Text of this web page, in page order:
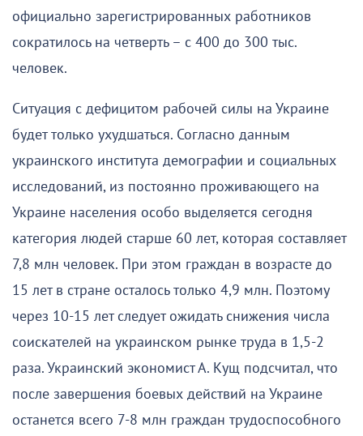
официально зарегистрированных работников
сократилось на четверть – с 400 до 300 тыс.
человек.
Ситуация с дефицитом рабочей силы на Украине
будет только ухудшаться. Согласно данным
украинского института демографии и социальных
исследований, из постоянно проживающего на
Украине населения особо выделяется сегодня
категория людей старше 60 лет, которая составляет
7,8 млн человек. При этом граждан в возрасте до
15 лет в стране осталось только 4,9 млн. Поэтому
через 10-15 лет следует ожидать снижения числа
соискателей на украинском рынке труда в 1,5-2
раза. Украинский экономист А. Кущ подсчитал, что
после завершения боевых действий на Украине
останется всего 7-8 млн граждан трудоспособного